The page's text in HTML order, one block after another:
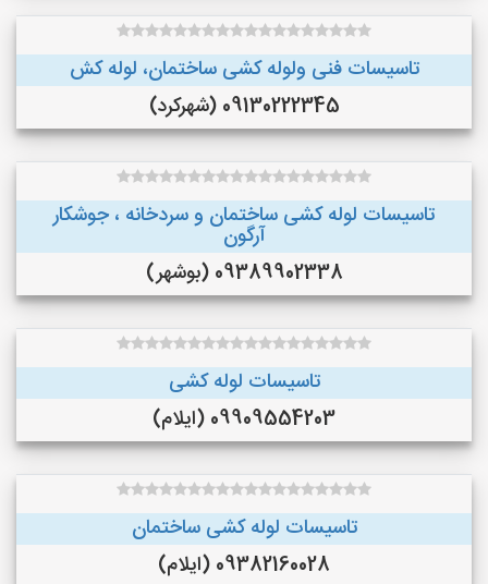
تاسیسات فنی ولوله کشی ساختمان، لوله کش
09130222345 (شهرکرد)
تاسیسات لوله کشی ساختمان و سردخانه ، جوشکار
آرگون
09389902338 (بوشهر)
تاسیسات لوله کشی
09909554203 (ایلام)
تاسیسات لوله کشی ساختمان
09382160028 (ایلام)